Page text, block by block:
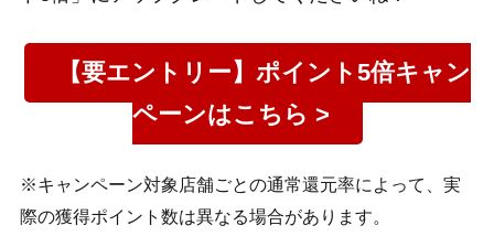
【要エントリー】ポイント5倍キャン
ペーンはこちら >
※キャンペーン対象店舗ごとの通常還元率によって、実
際の獲得ポイント数は異なる場合があります。